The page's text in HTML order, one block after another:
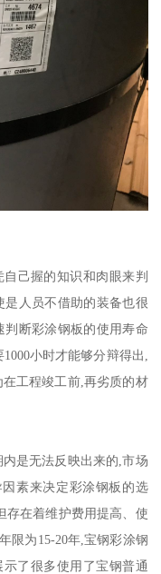
己握的知识和肉眼来判
人员不借助的装备也很
断彩涂钢板的使用寿命
小时才能够分辩得出,
工程竣工前,再劣质的材
是无法反映出来的,市场
素来决定彩涂钢板的选
存在着维护费用提高、使
限为15-20年,宝钢彩涂钢
了很多使用了宝钢普通